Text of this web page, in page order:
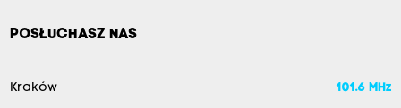
POSŁUCHASZ NAS
Kraków 101.6 MHz